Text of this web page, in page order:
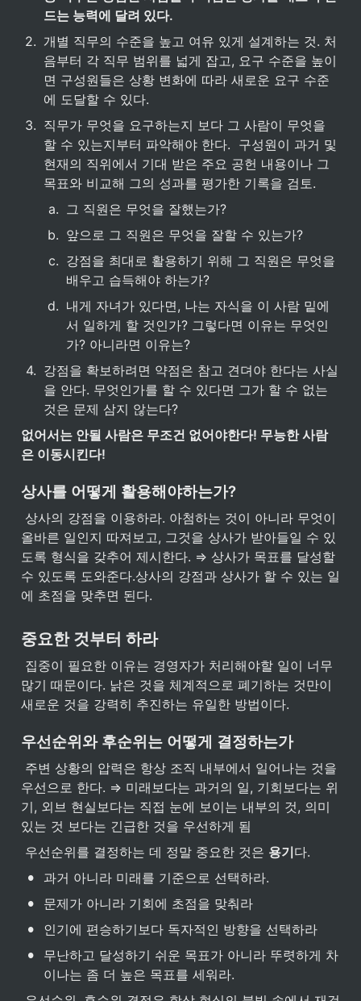
드는 능력에 달려 있다.
2. 개별 직무의 수준을 높고 여유 있게 설계하는 것. 처
음부터 각 직무 범위를 넓게 잡고, 요구 수준을 높이
면 구성원들은 상황 변화에 따라 새로운 요구 수준
에 도달할 수 있다.
3. 직무가 무엇을 요구하는지 보다 그 사람이 무엇을
할 수 있는지부터 파악해야 한다.  구성원이 과거 및
현재의 직위에서 기대 받은 주요 공헌 내용이나 그
목표와 비교해 그의 성과를 평가한 기록을 검토.
a. 그 직원은 무엇을 잘했는가?
b. 앞으로 그 직원은 무엇을 잘할 수 있는가?
c. 강점을 최대로 활용하기 위해 그 직원은 무엇을
배우고 습득해야 하는가?
d. 내게 자녀가 있다면, 나는 자식을 이 사람 밑에
서 일하게 할 것인가? 그렇다면 이유는 무엇인
가? 아니라면 이유는?
4. 강점을 확보하려면 약점은 참고 견뎌야 한다는 사실
을 안다. 무엇인가를 할 수 있다면 그가 할 수 없는
것은 문제 삼지 않는다?
없어서는 안될 사람은 무조건 없어야한다! 무능한 사람
은 이동시킨다!
상사를 어떻게 활용해야하는가?
올바른 일인지 따져보고, 그것을 상사가 받아들일 수 있
도록 형식을 갖추어 제시한다. ⇒ 상사가 목표를 달성할
수 있도록 도와준다.상사의 강점과 상사가 할 수 있는 일
에 초점을 맞추면 된다.
중요한 것부터 하라
많기 때문이다. 낡은 것을 체계적으로 폐기하는 것만이
새로운 것을 강력히 추진하는 유일한 방법이다.
우선순위와 후순위는 어떻게 결정하는가
우선으로 한다. ⇒ 미래보다는 과거의 일, 기회보다는 위
기, 외브 현실보다는 직접 눈에 보이는 내부의 것, 의미
있는 것 보다는 긴급한 것을 우선하게 됨
우선순위를 결정하는 데 정말 중요한 것은 용기다.
• 과거 아니라 미래를 기준으로 선택하라.
• 문제가 아니라 기회에 초점을 맞춰라
• 인기에 편승하기보다 독자적인 방향을 선택하라
•
무난하고 달성하기 쉬운 목표가 아니라 뚜렷하게 차
이나는 좀 더 높은 목표를 세워라.